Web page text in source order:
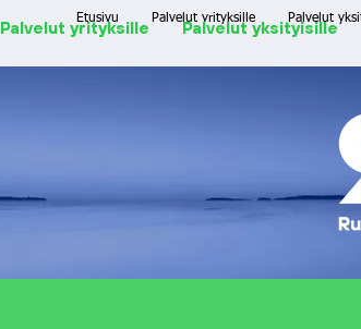
Palvelut yrityksille Palvelut yksityisille
Etusivu Palvelut yrityksille Palvelut